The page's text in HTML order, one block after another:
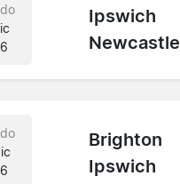
Ipswich
Newcastle
Brighton
Ipswich